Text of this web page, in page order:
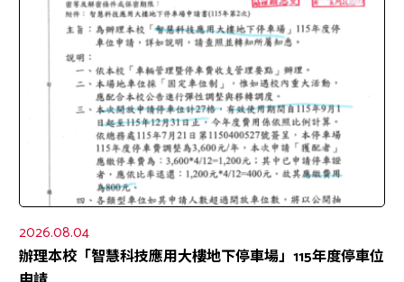
2026.08.04
辦理本校「智慧科技應用大樓地下停車場」115年度停車位